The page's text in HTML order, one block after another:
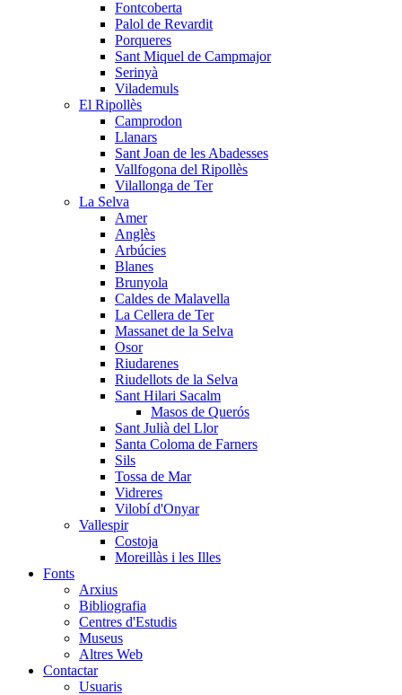
Fontcoberta
Palol de Revardit
Porqueres
Sant Miquel de Campmajor
Serinyà
Vilademuls
El Ripollès
Camprodon
Llanars
Sant Joan de les Abadesses
Vallfogona del Ripollès
Vilallonga de Ter
La Selva
Amer
Anglès
Arbúcies
Blanes
Brunyola
Caldes de Malavella
La Cellera de Ter
Massanet de la Selva
Osor
Riudarenes
Riudellots de la Selva
Sant Hilari Sacalm
Masos de Querós
Sant Julià del Llor
Santa Coloma de Farners
Sils
Tossa de Mar
Vidreres
Vilobí d'Onyar
Vallespir
Costoja
Moreillàs i les Illes
Fonts
Arxius
Bibliografia
Centres d'Estudis
Museus
Altres Web
Contactar
Usuaris